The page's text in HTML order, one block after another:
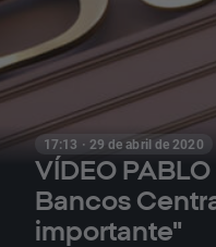
17:13 · 29 de abril de 2020
VÍDEO
Bancos
importante"